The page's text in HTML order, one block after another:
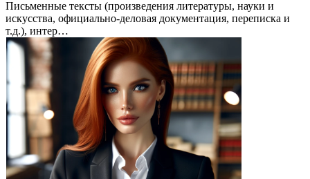
Письменные тексты (произведения литературы, науки и
искусства, официально-деловая документация, переписка и
т.д.), интер…